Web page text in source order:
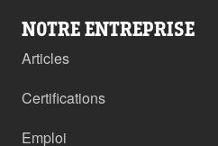
NOTRE ENTREPRISE
Articles
Certifications
Emploi